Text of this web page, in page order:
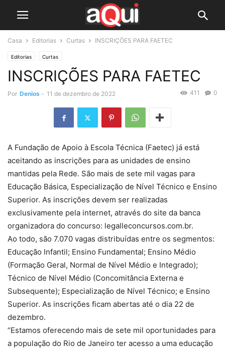
Casa Editorias Curtas INSCRIÇÕES PARA FAETEC
Editorias Curtas
INSCRIÇÕES PARA FAETEC
Por Denios - 11 de dezembro de 2022 0
411
A Fundação de Apoio à Escola Técnica (Faetec) já está
aceitando as inscrições para as unidades de ensino
mantidas pela Rede. São mais de sete mil vagas para
Educação Básica, Especialização de Nível Técnico e Ensino
Superior. As inscrições devem ser realizadas
exclusivamente pela internet, através do site da banca
organizadora do concurso: legalleconcursos.com.br.
Ao todo, são 7.070 vagas distribuídas entre os segmentos:
Educação Infantil; Ensino Fundamental; Ensino Médio
(Formação Geral, Normal de Nível Médio e Integrado);
Técnico de Nível Médio (Concomitância Externa e
Subsequente); Especialização de Nível Técnico; e Ensino
Superior. As inscrições ficam abertas até o dia 22 de
dezembro.
“Estamos oferecendo mais de sete mil oportunidades para
a população do Rio de Janeiro ter acesso a uma educação